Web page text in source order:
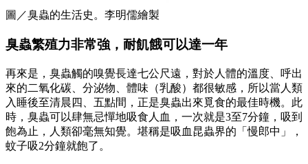
圖／臭蟲的生活史。李明儒繪製
臭蟲繁殖力非常強，耐飢餓可以達一年
再來是，臭蟲觸的嗅覺長達七公尺遠，對於人體的溫度、呼出
來的二氧化碳、分泌物、體味（乳酸）都很敏感，所以當人類
入睡後至清晨四、五點間，正是臭蟲出來覓食的最佳時機。此
時，臭蟲可以肆無忌憚地吸食人血，一次就是3至7分鐘，吸到
飽為止，人類卻毫無知覺。堪稱是吸血昆蟲界的「慢郎中」，
蚊子吸2分鐘就飽了。